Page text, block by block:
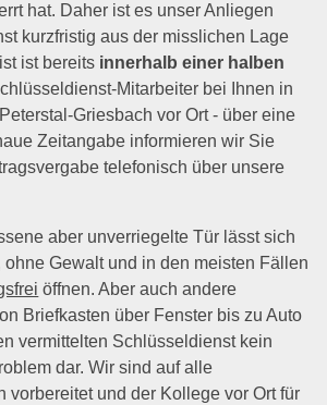
hat. Daher ist es unser Anliegen
kurzfristig aus der misslichen Lage
ist bereits innerhalb einer halben
Mitarbeiter bei Ihnen in
Griesbach vor Ort - über eine
Zeitangabe informieren wir Sie
telefonisch über unsere
aber unverriegelte Tür lässt sich
ohne Gewalt und in den meisten Fällen
öffnen. Aber auch andere
Briefkasten über Fenster bis zu Auto
vermittelten Schlüsseldienst kein
dar. Wir sind auf alle
vorbereitet und der Kollege vor Ort für